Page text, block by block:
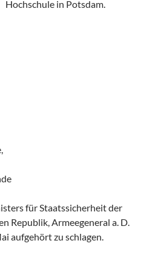
Hochschule in Potsdam.
für Staatssicherheit der
Republik, Armeegeneral a. D.
aufgehört zu schlagen.
Trauerrede für Erich Mielke (1907-